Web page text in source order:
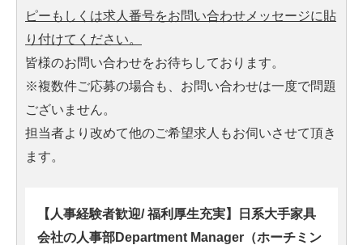
ピーもしくは求人番号をお問い合わせメッセージに貼
り付けてください。
皆様のお問い合わせをお待ちしております。
※複数件ご応募の場合も、お問い合わせは一度で問題
ございません。
担当者より改めて他のご希望求人もお伺いさせて頂き
ます。
【人事経験者歓迎/ 福利厚生充実】日系大手家具
会社の人事部Department Manager（ホーチミン